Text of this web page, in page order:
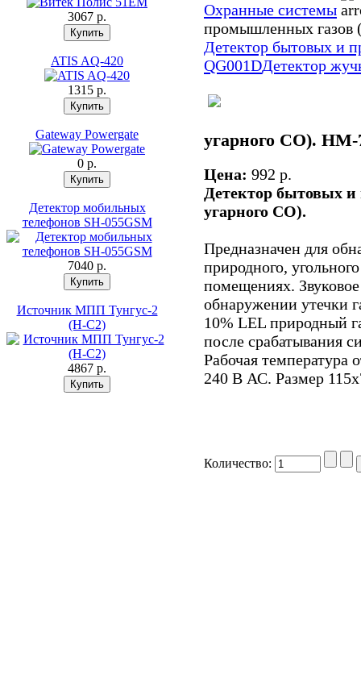
3067 p.
ATIS AQ-420
1315 p.
Gateway Powergate
0 p.
Детектор мобильных
телефонов SH-055GSM
7040 p.
Источник МПП Тунгус-2
(Н-С2)
4867 p.
Охранные системы
промышленных газов
Детектор бытовых и
QG001DДетектор
угарного СО). HM-
Цена: 992 p.
Детектор бытовых
угарного СО).
Предназначен для
природного,
помещениях.
обнаружении утечки
10% LEL природный
после срабатывания
Рабочая температура
240 В АС. Размер
Количество: